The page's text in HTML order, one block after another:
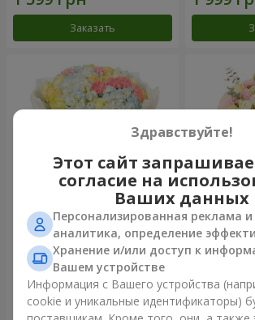
Заказать
Букет "Небесная лазурь"
5 383 грн
Заказать
Букет
Здравствуйте!
Этот сайт
согласие на
Ваших данных
Персонализированная реклама и
аналитика, определение
Хранение и/или доступ к
Вашем устройстве
Информация с Вашего устройства
cookie и уникальные идентификаторы)